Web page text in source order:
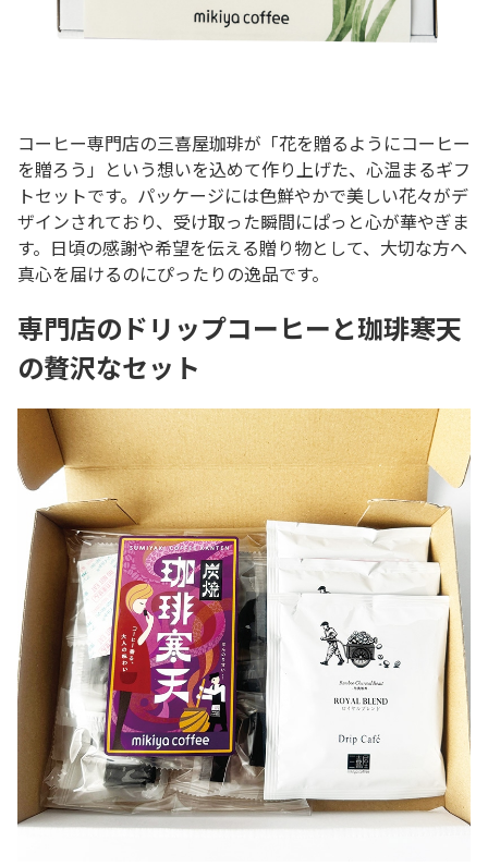
コーヒー専門店の三喜屋珈琲が「花を贈るようにコーヒー
を贈ろう」という想いを込めて作り上げた、心温まるギフ
トセットです。パッケージには色鮮やかで美しい花々がデ
ザインされており、受け取った瞬間にぱっと心が華やぎま
す。日頃の感謝や希望を伝える贈り物として、大切な方へ
真心を届けるのにぴったりの逸品です。
専門店のドリップコーヒーと珈琲寒天
の贅沢なセット